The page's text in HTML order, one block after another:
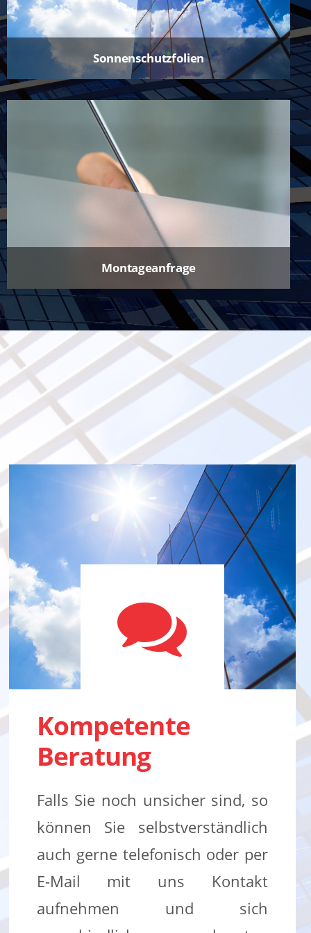
Sonnenschutzfolien
Montageanfrage
Kompetente
Beratung
Falls Sie noch unsicher sind, so
können Sie selbstverständlich
auch gerne telefonisch oder per
E-Mail mit uns Kontakt
aufnehmen und sich